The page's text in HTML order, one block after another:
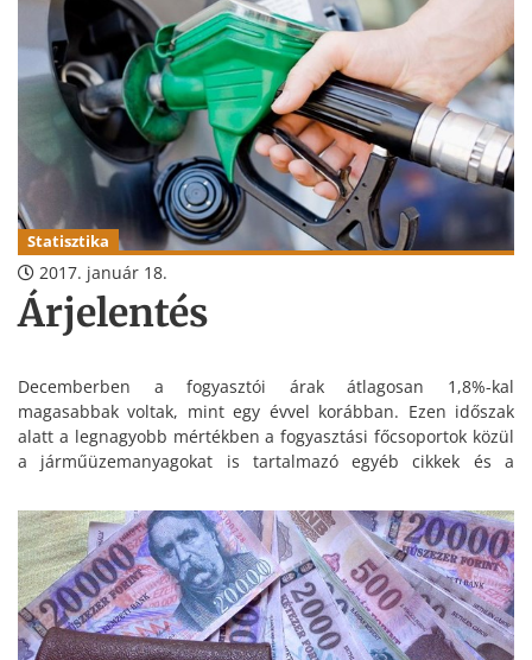
Statisztika
2017. január 18.
Árjelentés
Decemberben a fogyasztói árak átlagosan 1,8%-kal
magasabbak voltak, mint egy évvel korábban. Ezen időszak
alatt a legnagyobb mértékben a fogyasztási főcsoportok közül
a járműüzemanyagokat is tartalmazó egyéb cikkek és a
ban a fogyasztói árak átlagosan 0,4%-kal emelkedtek az előző
évhez képest.